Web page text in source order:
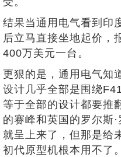
结果当通用电气看到印
后立马直接坐地起价，
400万美元一台。
更狠的是，通用电气知
设计几乎全部是围绕
等于全部的设计都要推
的赛峰和英国的罗尔斯
就呈上来了，但那是给
初代原型机根本用不了。